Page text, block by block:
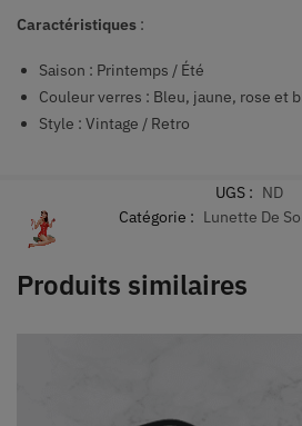
Caractéristiques :
Saison : Printemps / Été
Couleur verres : Bleu, jaune, rose et
Style : Vintage / Retro
UGS : ND
Catégorie : Lunette De
Produits similaires